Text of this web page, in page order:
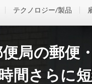
テクノロジー/製品
局の郵便
間さらに